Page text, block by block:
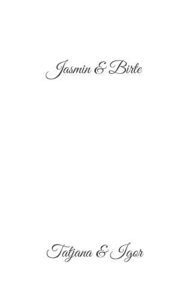
Jasmin & Birte
Tatjana & Igor